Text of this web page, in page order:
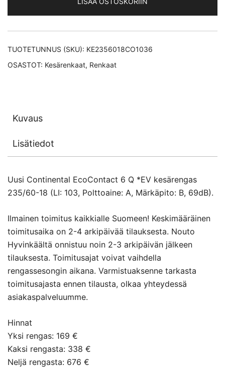
kesärengas
235/60-
18
määrä
TUOTETUNNUS (SKU): KE2356018CO1036
OSASTOT: Kesärenkaat, Renkaat
Kuvaus
Lisätiedot
Uusi Continental EcoContact 6 Q *EV kesärengas
235/60-18 (LI: 103, Polttoaine: A, Märkäpito: B, 69dB).
Ilmainen toimitus kaikkialle Suomeen! Keskimääräinen
toimitusaika on 2-4 arkipäivää tilauksesta. Nouto
Hyvinkäältä onnistuu noin 2-3 arkipäivän jälkeen
tilauksesta. Toimitusajat voivat vaihdella
rengassesongin aikana. Varmistuaksenne tarkasta
toimitusajasta ennen tilausta, olkaa yhteydessä
asiakaspalveluumme.
Hinnat
Yksi rengas: 169 €
Kaksi rengasta: 338 €
Neljä rengasta: 676 €